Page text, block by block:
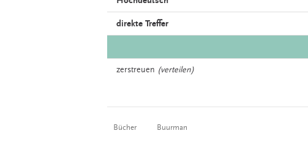
direkte Treffer
zerstreuen (verteilen)
Bücher Buurman